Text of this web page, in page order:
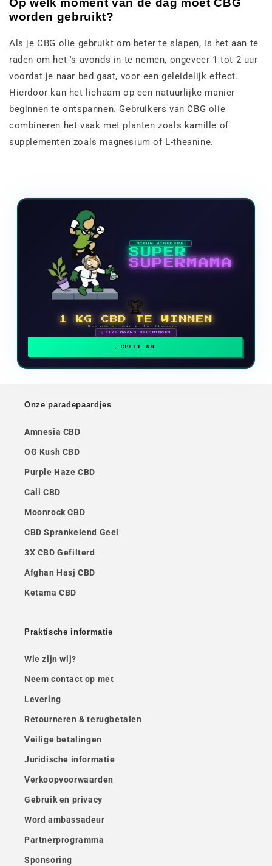
Op welk moment van de dag moet CBG
worden gebruikt?
Als je CBG olie gebruikt om beter te slapen, is het aan te
raden om het 's avonds in te nemen, ongeveer 1 tot 2 uur
voordat je naar bed gaat, voor een geleidelijk effect.
Hierdoor kan het lichaam op een natuurlijke manier
beginnen te ontspannen. Gebruikers van CBG olie
combineren het vaak met planten zoals kamille of
supplementen zoals magnesium of L-theanine.
NIEUW VIDEOSPEL
SUPER
SUPERMAMA
🏆
1 KG CBD TE WINNEN
Doe mee en klim in het klassement
🗓 ELKE MAAND BELONINGEN
SPEEL NU
Onze paradepaardjes
Amnesia CBD
OG Kush CBD
Purple Haze CBD
Cali CBD
Moonrock CBD
CBD Sprankelend Geel
3X CBD Gefilterd
Afghan Hasj CBD
Ketama CBD
Praktische informatie
Wie zijn wij?
Neem contact op met
Levering
Retourneren & terugbetalen
Veilige betalingen
Juridische informatie
Verkoopvoorwaarden
Gebruik en privacy
Word ambassadeur
Partnerprogramma
Sponsoring